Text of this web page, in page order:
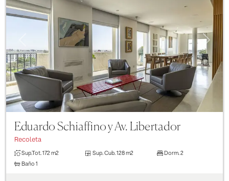
Next
Eduardo Schiaffino y Av. Libertador
Recoleta
Sup.Tot. 172 m2 Sup. Cub. 128 m2 Dorm. 2
Baño 1